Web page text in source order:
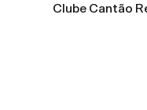
Clube Cantão